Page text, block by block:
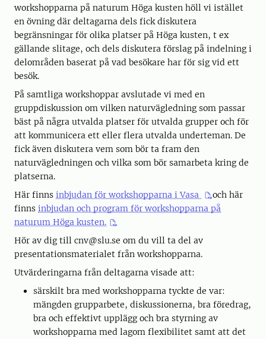
workshopparna på naturum Höga kusten höll vi istället
en övning där deltagarna dels fick diskutera
begränsningar för olika platser på Höga kusten, t ex
gällande slitage, och dels diskutera förslag på indelning i
delområden baserat på vad besökare har för sig vid ett
besök.
På samtliga workshoppar avslutade vi med en
gruppdiskussion om vilken naturvägledning som passar
bäst på några utvalda platser för utvalda grupper och för
att kommunicera ett eller flera utvalda underteman. De
fick även diskutera vem som bör ta fram den
naturvägledningen och vilka som bör samarbeta kring de
platserna.
Här finns inbjudan för workshopparna i Vasa
och här
finns inbjudan och program för workshopparna på
naturum Höga kusten.
Hör av dig till cnv@slu.se om du vill ta del av
presentationsmaterialet från workshopparna.
Utvärderingarna från deltagarna visade att:
särskilt bra med workshopparna tyckte de var:
mängden grupparbete, diskussionerna, bra föredrag,
bra och effektivt upplägg och bra styrning av
workshopparna med lagom flexibilitet samt att det